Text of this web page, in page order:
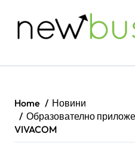
Home
Новини
Образователно
VIVACOM